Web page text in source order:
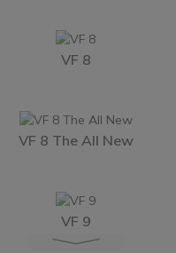
VF 8
VF 8 The All New
VF 9